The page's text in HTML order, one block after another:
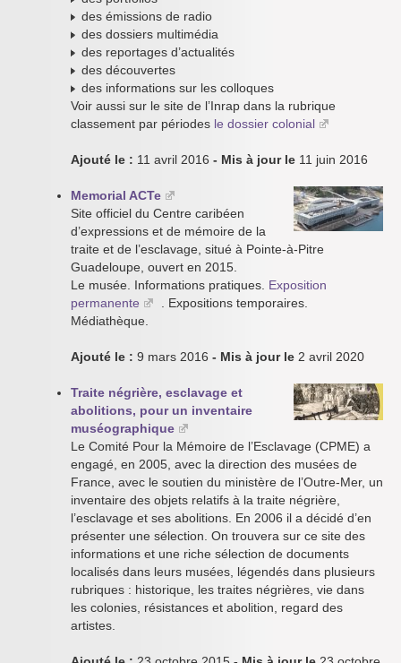
des émissions de radio
des dossiers multimédia
des reportages d’actualités
des découvertes
des informations sur les colloques
Voir aussi sur le site de l’Inrap dans la rubrique
classement par périodes le dossier colonial
Ajouté le : 11 avril 2016 - Mis à jour le 11 juin 2016
Memorial ACTe
Site officiel du Centre caribéen
d’expressions et de mémoire de la
traite et de l’esclavage, situé à Pointe-à-Pitre
Guadeloupe, ouvert en 2015.
Le musée. Informations pratiques. Exposition
permanente
. Expositions temporaires.
Médiathèque.
Ajouté le : 9 mars 2016 - Mis à jour le 2 avril 2020
Traite négrière, esclavage et
abolitions, pour un inventaire
muséographique
Le Comité Pour la Mémoire de l’Esclavage (CPME) a
engagé, en 2005, avec la direction des musées de
France, avec le soutien du ministère de l’Outre-Mer, un
inventaire des objets relatifs à la traite négrière,
l’esclavage et ses abolitions. En 2006 il a décidé d’en
présenter une sélection. On trouvera sur ce site des
informations et une riche sélection de documents
localisés dans leurs musées, légendés dans plusieurs
rubriques : historique, les traites négrières, vie dans
les colonies, résistances et abolition, regard des
artistes.